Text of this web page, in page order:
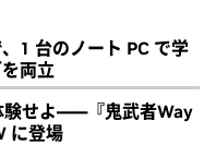
1 台のノート PC で学
両立
験せよ――『鬼武者Way
に登場